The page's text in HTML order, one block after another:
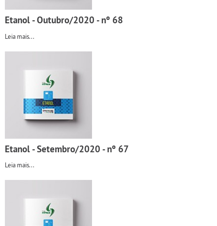
Etanol - Outubro/2020 - nº 68
Leia mais...
Etanol - Setembro/2020 - nº 67
Leia mais...